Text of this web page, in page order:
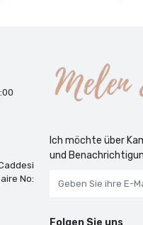
No:
Ich möchte über
und
Folgen Sie uns